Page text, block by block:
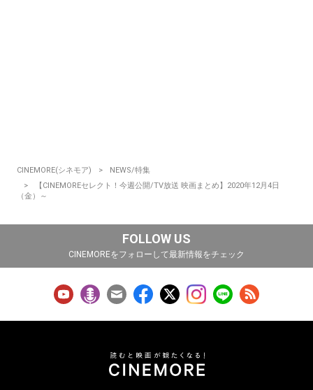
CINEMORE(シネモア)
NEWS/特集
【CINEMOREセレクト！今週公開/TV放送 映画まとめ】2020年12月4日
（金）～
FOLLOW US
CINEMOREをフォローして最新情報をチェック